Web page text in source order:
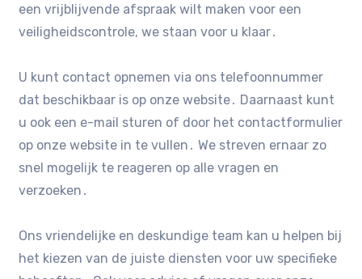
een vrijblijvende afspraak wilt maken voor een
veiligheidscontrole, we staan voor u klaar․
U kunt contact opnemen via ons telefoonnummer
dat beschikbaar is op onze website․ Daarnaast kunt
u ook een e-mail sturen of door het contactformulier
op onze website in te vullen․ We streven ernaar zo
snel mogelijk te reageren op alle vragen en
verzoeken․
Ons vriendelijke en deskundige team kan u helpen bij
het kiezen van de juiste diensten voor uw specifieke